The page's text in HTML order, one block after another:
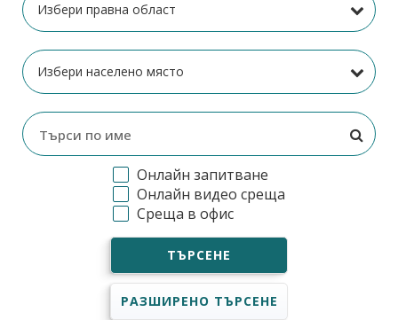
Онлайн запитване
Онлайн видео среща
Среща в офис
ТЪРСЕНЕ
РАЗШИРЕНО ТЪРСЕНЕ